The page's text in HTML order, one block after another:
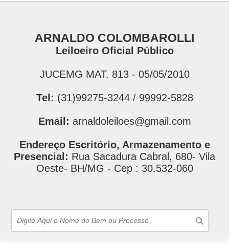
ARNALDO COLOMBAROLLI
Leiloeiro Oficial Público
JUCEMG MAT. 813 - 05/05/2010
Tel: (31)99275-3244 / 99992-5828
Email: arnaldoleiloes@gmail.com
Endereço Escritório, Armazenamento e
Presencial: Rua Sacadura Cabral, 680- Vila
Oeste- BH/MG - Cep : 30.532-060